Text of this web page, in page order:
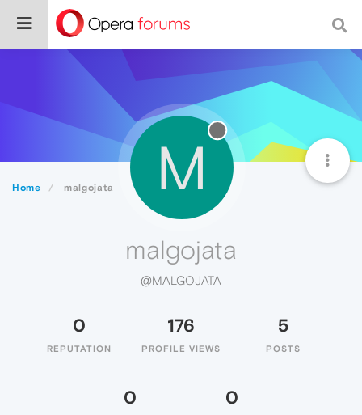
Home malgojata M
malgojata
@MALGOJATA
0
REPUTATION
176
PROFILE VIEWS
5
POSTS
0 0